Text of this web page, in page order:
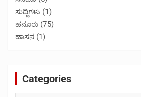
ಸುದ್ದಿಗಳು (1)
ಹನೂರು (75)
ಹಾಸನ (1)
Categories